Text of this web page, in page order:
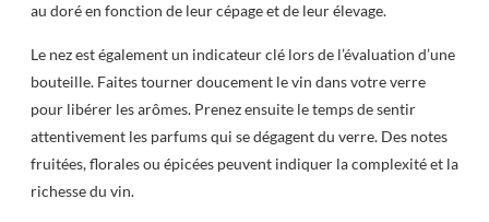
au doré en fonction de leur cépage et de leur élevage.
Le nez est également un indicateur clé lors de l’évaluation d’une
bouteille. Faites tourner doucement le vin dans votre verre
pour libérer les arômes. Prenez ensuite le temps de sentir
attentivement les parfums qui se dégagent du verre. Des notes
fruitées, florales ou épicées peuvent indiquer la complexité et la
richesse du vin.